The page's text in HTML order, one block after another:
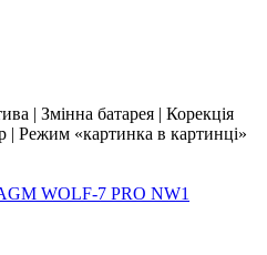
| Змінна батарея | Корекція
| Режим «картинка в картинці»